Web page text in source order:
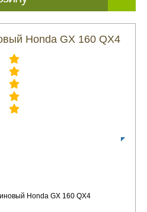
Honda GX 160 QX4